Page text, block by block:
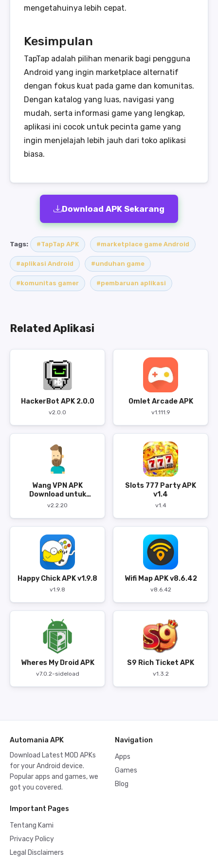
mengetahuinya lebih cepat.
Kesimpulan
TapTap adalah pilihan menarik bagi pengguna
Android yang ingin marketplace alternatif
dengan fokus kuat pada game dan komunitas.
Dengan katalog yang luas, navigasi yang
mudah, serta informasi game yang lengkap,
aplikasi ini cocok untuk pecinta game yang
ingin menjelajah lebih jauh dari toko aplikasi
biasa.
Download APK Sekarang
Tags: #TapTap APK #marketplace game Android
#aplikasi Android #unduhan game
#komunitas gamer #pembaruan aplikasi
Related Aplikasi
HackerBot APK 2.0.0
v2.0.0
Omlet Arcade APK
v1.111.9
Wang VPN APK
Download untuk
Android
v2.2.20
Slots 777 Party APK
v1.4
v1.4
Happy Chick APK v1.9.8
v1.9.8
Wifi Map APK v8.6.42
v8.6.42
Wheres My Droid APK
v7.0.2-sideload
S9 Rich Ticket APK
v1.3.2
Automania APK
Download Latest MOD APKs
for your Android device.
Popular apps and games, we
got you covered.
Navigation
Apps
Games
Blog
Important Pages
Tentang Kami
Privacy Policy
Legal Disclaimers